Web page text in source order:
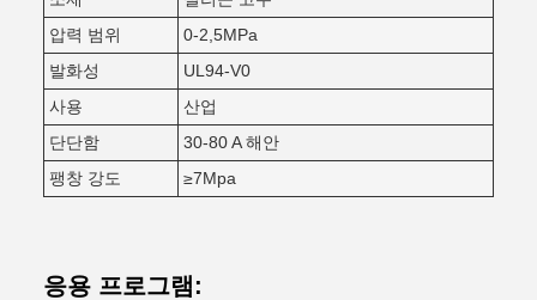
압력 범위
0-2,5MPa
발화성
UL94-V0
사용
산업
단단함
30-80 A 해안
팽창 강도
≥7Mpa
응용 프로그램: